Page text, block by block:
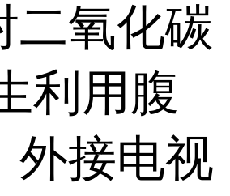
二氧化碳
利用腹
外接电视